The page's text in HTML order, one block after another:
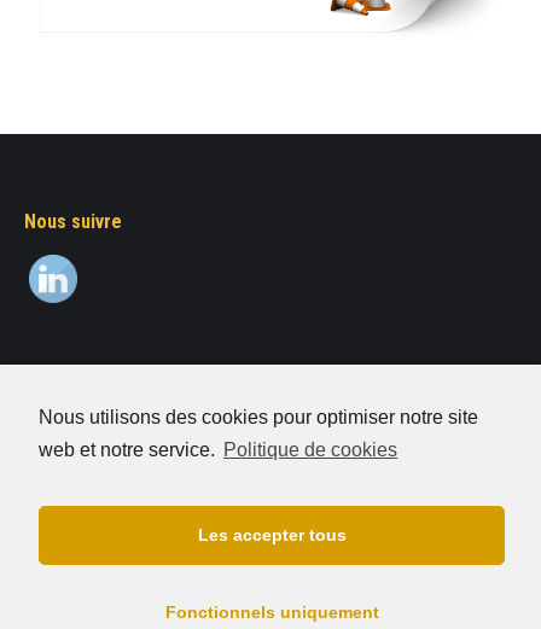
Nous utilisons des cookies pour optimiser notre site
web et notre service. Politique de cookies
Les accepter tous
Fonctionnels uniquement
Nous suivre
01 64 41 66 93
8 rue Elsa Triolet